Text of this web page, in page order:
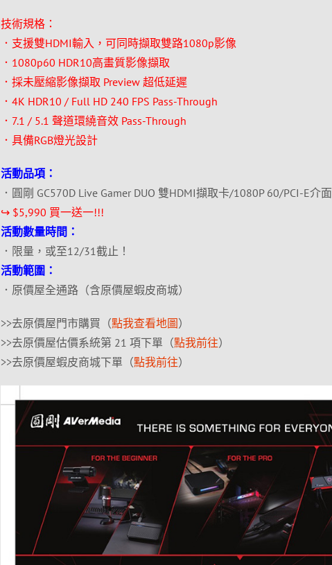
技術規格：
．支援雙HDMI輸入，可同時擷取雙路1080p影像
．1080p60 HDR10高畫質影像擷取
．採未壓縮影像擷取 Preview 超低延遲
．4K HDR10 / Full HD 240 FPS Pass-Through
．7.1 / 5.1 聲道環繞音效 Pass-Through
．具備RGB燈光設計
活動品項：
．圓剛 GC570D Live Gamer DUO 雙HDMI擷取卡/1080P 60/PCI-E介面
↪ $5,990 買一送一!!!
活動數量時間：
．限量，或至12/31截止！
活動範圍：
．原價屋全通路（含原價屋蝦皮商城）
>>去原價屋門市購買（點我查看地圖）
>>去原價屋估價系統第 21 項下單（點我前往）
>>去原價屋蝦皮商城下單（點我前往）